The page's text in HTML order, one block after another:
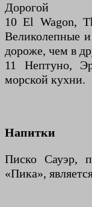
Дорогой
10 El Wagon,
Великолепные
дороже, чем в
11 Нептуно,
морской кухни.
Напитки
Писко Сауэр,
«Пика»,